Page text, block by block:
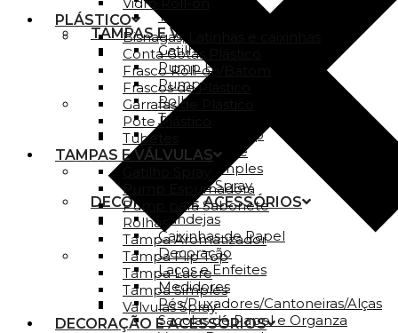
Tubetes
TAMPAS E VÁLVULAS
Gatilho Spray
Pump Espumadora
Pump para Sabonete
Rolhas
Tampa Aromatizador
Tampa Flip Top
Tampa Lacre
Tampa Simples
Válvulas Spray
DECORAÇÃO E ACESSÓRIOS
Bandejas
Caixinhas de Papel
Decoração
Laços e Enfeites
Medidores
Pés/Puxadores/Cantoneiras/Alças
Sacolas de Papel e Organza
PLÁSTICO
Bisnagas, Latinhas e caixinhas
Conta Gotas Plástico
Frasco Roll-on/Batom
Frascos de Plástico
Garrafas de Plástico
Pote Plástico
Tubetes
TAMPAS E VÁLVULAS
Pump Espumadora
Pump para Sabonete
Rolhas
Tampa Aromatizador
Tampa Flip Top
Tampa Lacre
Tampa Simples
Válvulas Spray
DECORAÇÃO E ACESSÓRIOS